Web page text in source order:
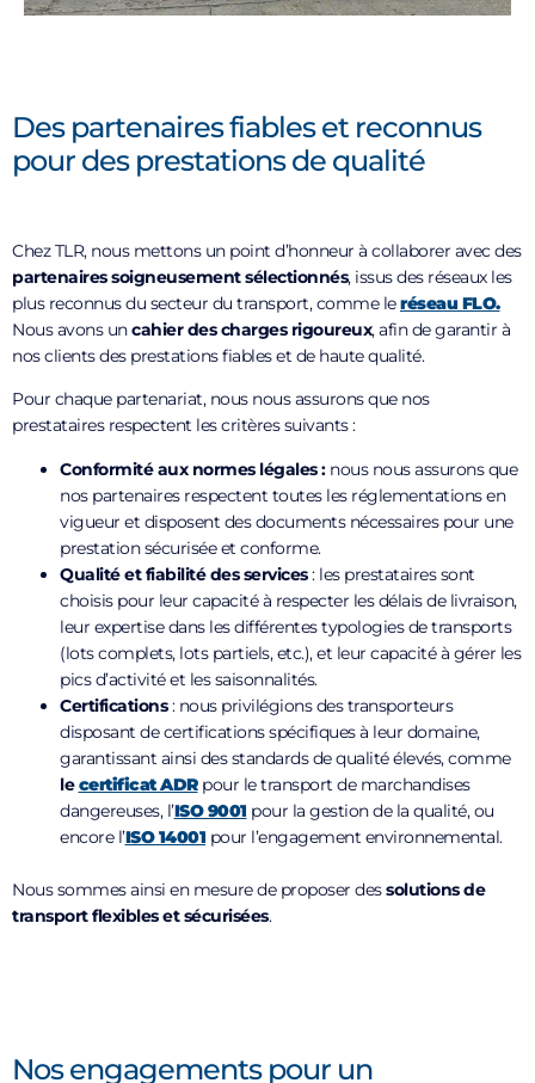
Des partenaires fiables et reconnus
pour des prestations de qualité
Chez TLR, nous mettons un point d’honneur à collaborer avec des
partenaires soigneusement sélectionnés, issus des réseaux les
plus reconnus du secteur du transport, comme leréseau FLO.
Nous avons uncahier des charges rigoureux, afin de garantir à
nos clients des prestations fiables et de haute qualité.
Pour chaque partenariat, nous nous assurons que nos
prestataires respectent les critères suivants :
Conformité aux normes légales : nous nous assurons que
nos partenaires respectent toutes les réglementations en
vigueur et disposent des documents nécessaires pour une
prestation sécurisée et conforme.
Qualité et fiabilité des services: les prestataires sont
choisis pour leur capacité à respecter les délais de livraison,
leur expertise dans les différentes typologies de transports
(lots complets, lots partiels, etc.), et leur capacité à gérer les
pics d’activité et les saisonnalités.
Certifications: nous privilégions des transporteurs
disposant de certifications spécifiques à leur domaine,
garantissant ainsi des standards de qualité élevés, comme
lecertificat ADRpour le transport de marchandises
dangereuses, l’ISO 9001 pour la gestion de la qualité, ou
encore l’ISO 14001 pour l’engagement environnemental.
Nous sommes ainsi en mesure de proposer dessolutions de
transport flexibles et sécurisées.
Nos engagements pour un